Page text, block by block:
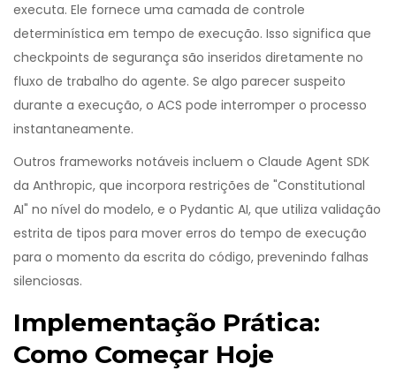
executa. Ele fornece uma camada de controle
determinística em tempo de execução. Isso significa que
checkpoints de segurança são inseridos diretamente no
fluxo de trabalho do agente. Se algo parecer suspeito
durante a execução, o ACS pode interromper o processo
instantaneamente.
Outros frameworks notáveis incluem o Claude Agent SDK
da Anthropic, que incorpora restrições de "Constitutional
AI" no nível do modelo, e o Pydantic AI, que utiliza validação
estrita de tipos para mover erros do tempo de execução
para o momento da escrita do código, prevenindo falhas
silenciosas.
Implementação Prática:
Como Começar Hoje